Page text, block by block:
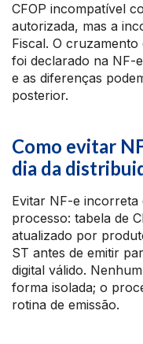
CFOP incompatível
autorizada, mas a
Fiscal. O
foi declarado na NF-
e as diferenças
posterior.
Como evitar
dia da
Evitar NF-e incorreta
processo: tabela de
atualizado por
ST antes de emitir
digital válido.
forma isolada; o
rotina de emissão.